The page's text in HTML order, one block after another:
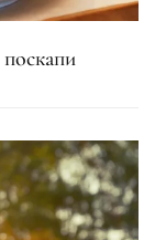
поскапи